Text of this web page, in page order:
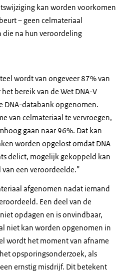
kan worden voorkomen
– geen celmateriaal
die na hun veroordeling
wordt van ongeveer 87% van
bereik van de Wet DNA-V
DNA-databank opgenomen.
van celmateriaal te vervroegen,
gaan naar 96%. Dat kan
worden opgelost omdat DNA
delict, mogelijk gekoppeld kan
een veroordeelde.”
afgenomen nadat iemand
Een deel van de
opdagen en is onvindbaar,
niet kan worden opgenomen in
wordt het moment van afname
opsporingsonderzoek, als
ernstig misdrijf. Dit betekent